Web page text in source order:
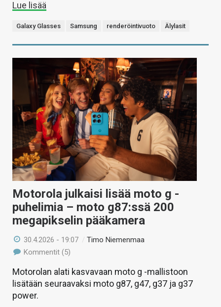
Lue lisää
Galaxy Glasses Samsung renderöintivuoto Älylasit
Motorola julkaisi lisää moto g -
puhelimia – moto g87:ssä 200
megapikselin pääkamera
30.4.2026 - 19:07 /Timo Niemenmaa
Kommentit (5)
Motorolan alati kasvavaan moto g -mallistoon
lisätään seuraavaksi moto g87, g47, g37 ja g37
power.